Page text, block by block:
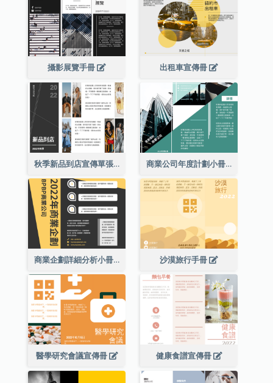
攝影展覽手冊 出租車宣傳冊
秋季新品到店宣傳單張(附圖) 商業公司年度計劃小冊子
商業企劃詳細分析小冊子 沙漠旅行手冊
醫學研究會議宣傳冊 健康食譜宣傳冊